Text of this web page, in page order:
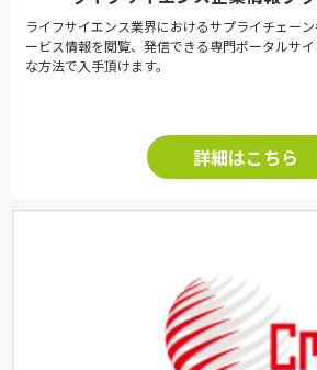
ライフサイエンス業界におけるサプライチェー
ービス情報を閲覧、発信できる専門ポータルサ
な方法で入手頂けます。
詳細はこちら